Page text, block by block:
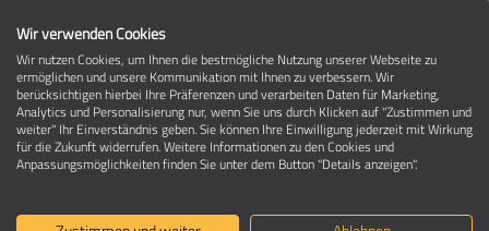
Umzugsunternehmen in 22041 Hamburg-
Wandsbek
Ein Umzug ist Vertrauenssache
Wir verwenden Cookies
Wir nutzen Cookies, um Ihnen die bestmögliche Nutzung unserer Webseite zu
ermöglichen und unsere Kommunikation mit Ihnen zu verbessern. Wir
berücksichtigen hierbei Ihre Präferenzen und verarbeiten Daten für Marketing,
Analytics und Personalisierung nur, wenn Sie uns durch Klicken auf "Zustimmen und
weiter" Ihr Einverständnis geben. Sie können Ihre Einwilligung jederzeit mit Wirkung
für die Zukunft widerrufen. Weitere Informationen zu den Cookies und
Anpassungsmöglichkeiten finden Sie unter dem Button "Details anzeigen".